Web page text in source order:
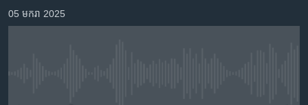
និង​ទូរទស្សន៍ / វីដេអូ​
05 មករា 2025